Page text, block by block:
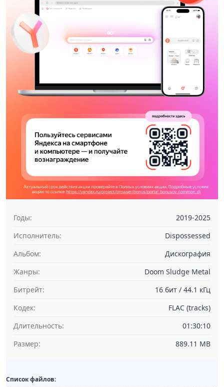
Годы:
2019-2025
Исполнитель:
Dispossessed
Альбом:
Дискография
Жанры:
Doom Sludge Metal
Битрейт:
16 бит / 44.1 кГц
Кодек:
FLAC (tracks)
Длительность:
01:30:10
Размер:
889.11 MB
Список файлов: